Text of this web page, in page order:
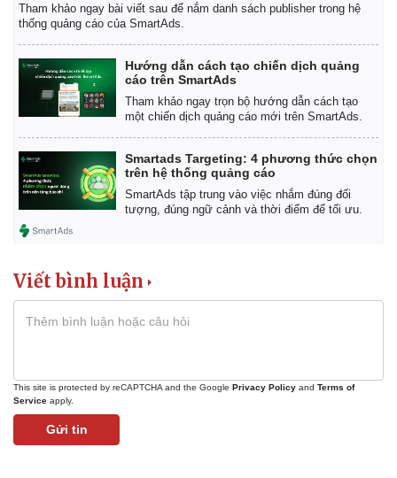
Pháp luật
Vụ án
Tham khảo ngay bài viết sau để nắm danh sách publisher trong hệ
thống quảng cáo của SmartAds.
Hướng dẫn cách tạo chiến dịch quảng
cáo trên SmartAds
Tham khảo ngay trọn bộ hướng dẫn cách tạo
một chiến dịch quảng cáo mới trên SmartAds.
Smartads Targeting: 4 phương thức chọn
trên hệ thống quảng cáo
SmartAds tập trung vào việc nhắm đúng đối
tượng, đúng ngữ cảnh và thời điểm để tối ưu.
Viết bình luận
This site is protected by reCAPTCHA and the Google Privacy Policy and Terms of
Service apply.
Gửi tin